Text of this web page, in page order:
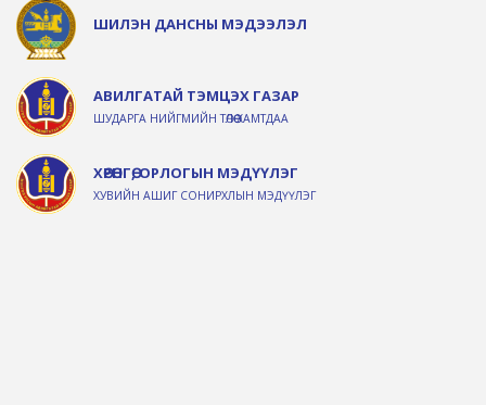
ШИЛЭН ДАНСНЫ МЭДЭЭЛЭЛ
АВИЛГАТАЙ ТЭМЦЭХ ГАЗАР
ШУДАРГА НИЙГМИЙН ТӨЛӨӨ ХАМТДАА
ХӨРӨНГӨ, ОРЛОГЫН МЭДҮҮЛЭГ
ХУВИЙН АШИГ СОНИРХЛЫН МЭДҮҮЛЭГ